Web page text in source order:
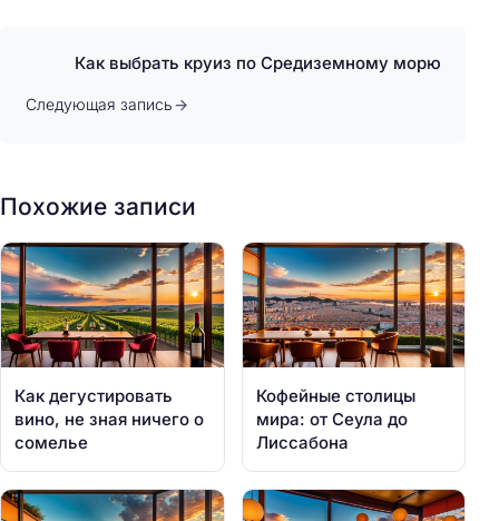
Как выбрать круиз по Средиземному морю
Следующая запись
Похожие записи
Как дегустировать
вино, не зная ничего о
сомелье
Кофейные столицы
мира: от Сеула до
Лиссабона